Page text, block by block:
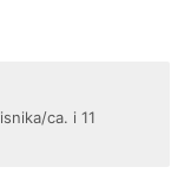
ca. i 11